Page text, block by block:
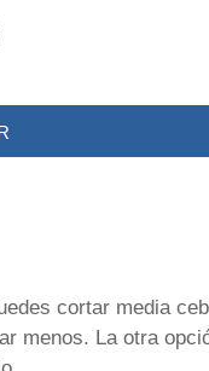
cortar media
menos. La otra